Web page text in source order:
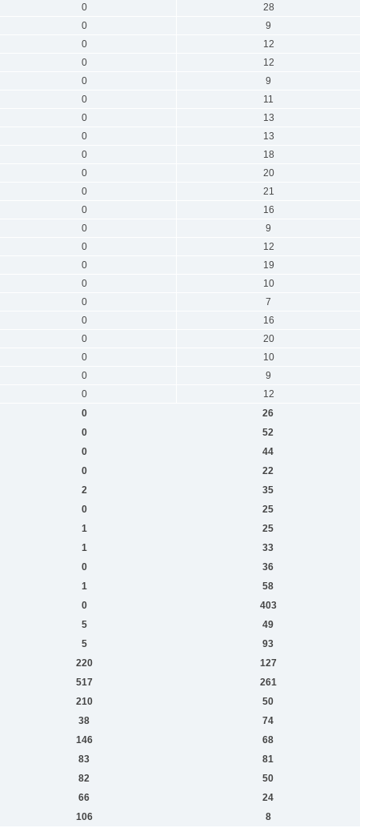
0
28
0
9
0
12
0
12
0
9
0
11
0
13
0
13
0
18
0
20
0
21
0
16
0
9
0
12
0
19
0
10
0
7
0
16
0
20
0
10
0
9
0
12
0
26
0
52
0
44
0
22
2
35
0
25
1
25
1
33
0
36
1
58
0
403
5
49
5
93
220
127
517
261
210
50
38
74
146
68
83
81
82
50
66
24
106 8